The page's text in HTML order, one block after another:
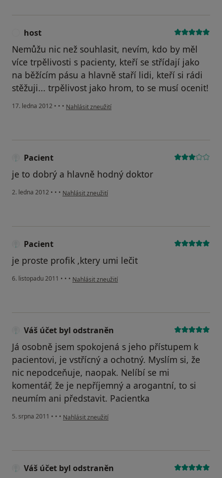
host
Nemůžu nic než souhlasit, nevím, kdo by měl
více trpělivosti s pacienty, kteří se střídají jako
na běžícím pásu a hlavně staří lidi, kteří si rádi
stěžuji... trpělivost jako hrom, to se musí ocenit!
17. ledna 2012 • • • podle názoru uživatele host
Nahlásit zneužití
Pacient
je to dobrý a hlavně hodný doktor
2. ledna 2012 • • • podle názoru uživatele Pacient
Nahlásit zneužití
Pacient
je proste profik ,ktery umi lečit
6. listopadu 2011 • • • podle názoru uživatele Pacient
Nahlásit zneužití
Váš účet byl odstraněn
Já osobně jsem spokojená s jeho přístupem k
pacientovi, je vstřícný a ochotný. Myslím si, že
nic nepodceňuje, naopak. Nelíbí se mi
komentář, že je nepříjemný a arogantní, to si
neumím ani představit. Pacientka
5. srpna 2011 • • • podle názoru uživatele Váš účet byl odstraněn
Nahlásit zneužití
Váš účet byl odstraněn